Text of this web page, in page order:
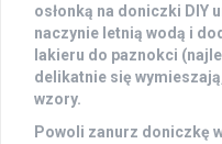
osłonką na doniczki DIY
naczynie letnią wodą i
lakieru do paznokci
delikatnie się
wzory.
Powoli zanurz doniczkę